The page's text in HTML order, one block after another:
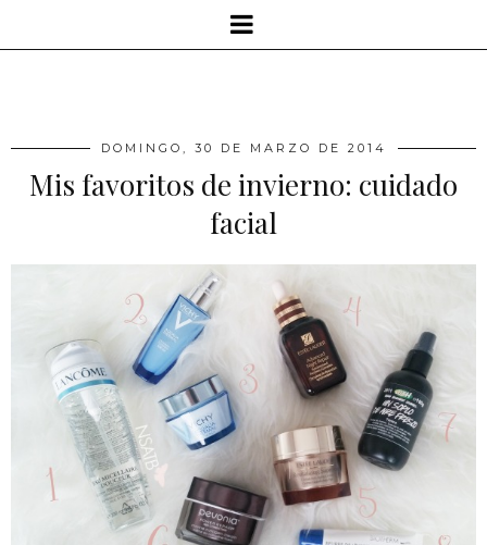
DOMINGO, 30 DE MARZO DE 2014
Mis favoritos de invierno: cuidado
facial